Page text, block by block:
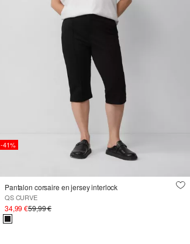
-41%
Pantalon corsaire en jersey interlock
QS CURVE
34,99 €59,99 €